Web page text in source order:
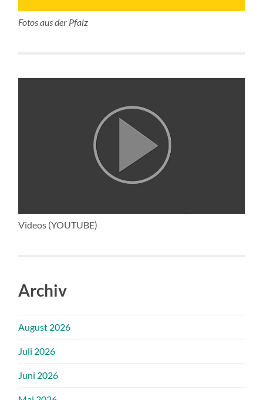
Fotos aus der Pfalz
Videos (YOUTUBE)
Archiv
August 2026
Juli 2026
Juni 2026